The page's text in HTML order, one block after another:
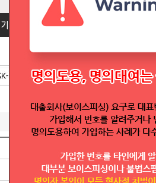
글보기